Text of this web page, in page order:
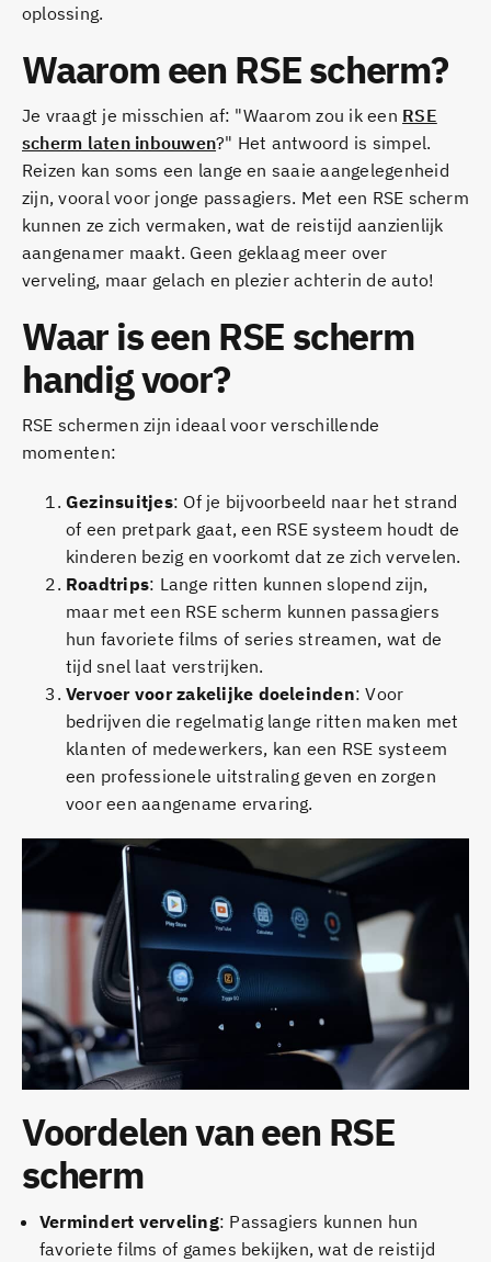
oplossing.
Waarom een RSE scherm?
Je vraagt je misschien af: "Waarom zou ik een RSE
scherm laten inbouwen?" Het antwoord is simpel.
Reizen kan soms een lange en saaie aangelegenheid
zijn, vooral voor jonge passagiers. Met een RSE scherm
kunnen ze zich vermaken, wat de reistijd aanzienlijk
aangenamer maakt. Geen geklaag meer over
verveling, maar gelach en plezier achterin de auto!
Waar is een RSE scherm
handig voor?
RSE schermen zijn ideaal voor verschillende
momenten:
Gezinsuitjes: Of je bijvoorbeeld naar het strand
of een pretpark gaat, een RSE systeem houdt de
kinderen bezig en voorkomt dat ze zich vervelen.
Roadtrips: Lange ritten kunnen slopend zijn,
maar met een RSE scherm kunnen passagiers
hun favoriete films of series streamen, wat de
tijd snel laat verstrijken.
Vervoer voor zakelijke doeleinden: Voor
bedrijven die regelmatig lange ritten maken met
klanten of medewerkers, kan een RSE systeem
een professionele uitstraling geven en zorgen
voor een aangename ervaring.
Voordelen van een RSE
scherm
Vermindert verveling: Passagiers kunnen hun
favoriete films of games bekijken, wat de reistijd